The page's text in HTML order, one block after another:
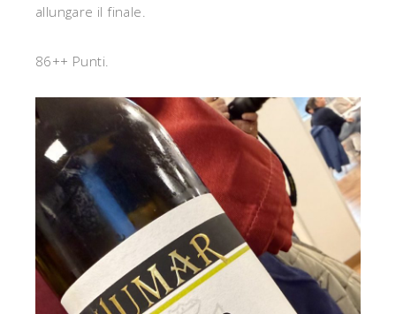
allungare il finale.
86++ Punti.